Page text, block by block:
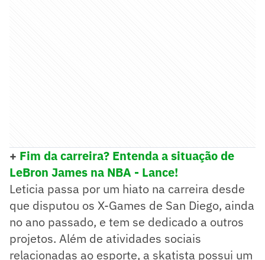
+ Fim da carreira? Entenda a situação de
LeBron James na NBA - Lance!
Leticia passa por um hiato na carreira desde
que disputou os X-Games de San Diego, ainda
no ano passado, e tem se dedicado a outros
projetos. Além de atividades sociais
relacionadas ao esporte, a skatista possui um